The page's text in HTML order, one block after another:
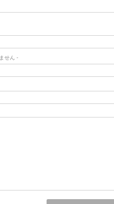
せん -